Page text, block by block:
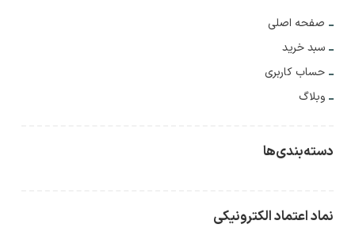
صفحه اصلی
سبد خرید
حساب کاربری
وبلاگ
دسته‌بندی‌ها
نماد اعتماد الکترونیکی